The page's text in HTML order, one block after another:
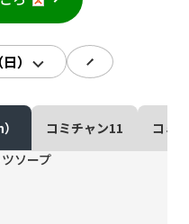
コミチャン11 コミ
ソープ